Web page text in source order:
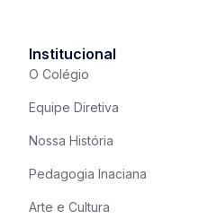
Institucional
O Colégio
Equipe Diretiva
Nossa História
Pedagogia Inaciana
Arte e Cultura